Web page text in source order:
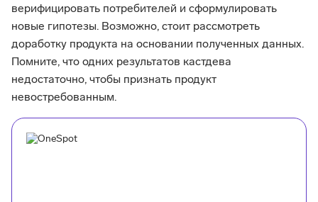
верифицировать потребителей и сформулировать
новые гипотезы. Возможно, стоит рассмотреть
доработку продукта на основании полученных данных.
Помните, что одних результатов кастдева
недостаточно, чтобы признать продукт
невостребованным.